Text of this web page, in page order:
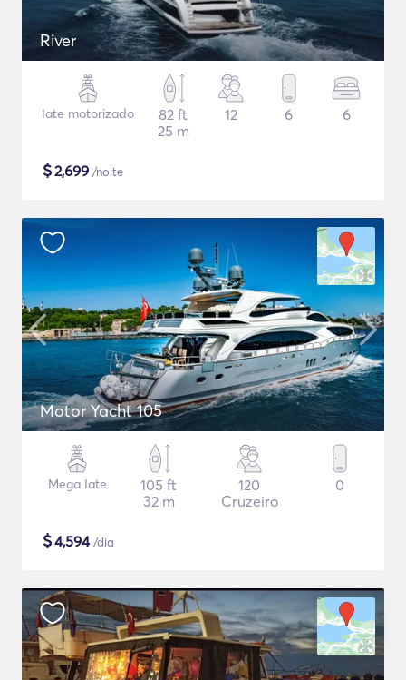
River
Iate motorizado
82 ft
25 m
12 6 6
$2,699 /noite
Motor Yacht 105
Mega Iate
105 ft
32 m
120
Cruzeiro
0
$4,594/dia